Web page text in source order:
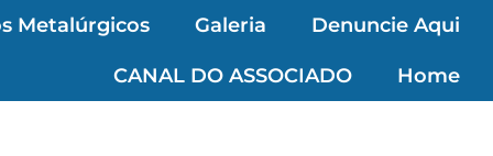
Metalúrgicos Galeria Denuncie Aqui
CANAL DO ASSOCIADO Home